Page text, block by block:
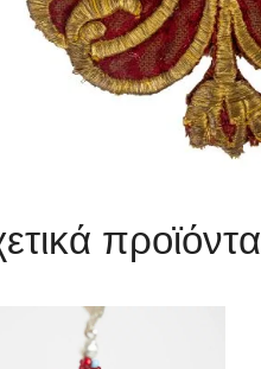
προϊόντα